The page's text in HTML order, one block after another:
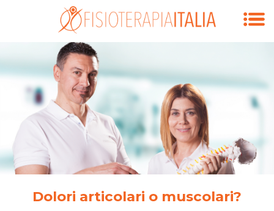
Dolori articolari o muscolari?